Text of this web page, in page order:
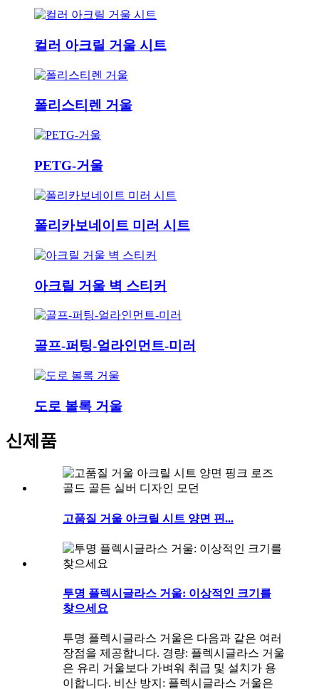
컬러 아크릴 거울 시트
폴리스티렌 거울
PETG-거울
폴리카보네이트 미러 시트
아크릴 거울 벽 스티커
골프-퍼팅-얼라인먼트-미러
도로 볼록 거울
신제품
고품질 거울 아크릴 시트 양면 핀...
투명 플렉시글라스 거울: 이상적인 크기를
찾으세요
투명 플렉시글라스 거울은 다음과 같은 여러
장점을 제공합니다. 경량: 플렉시글라스 거울
은 유리 거울보다 가벼워 취급 및 설치가 용
이합니다. 비산 방지: 플렉시글라스 거울은